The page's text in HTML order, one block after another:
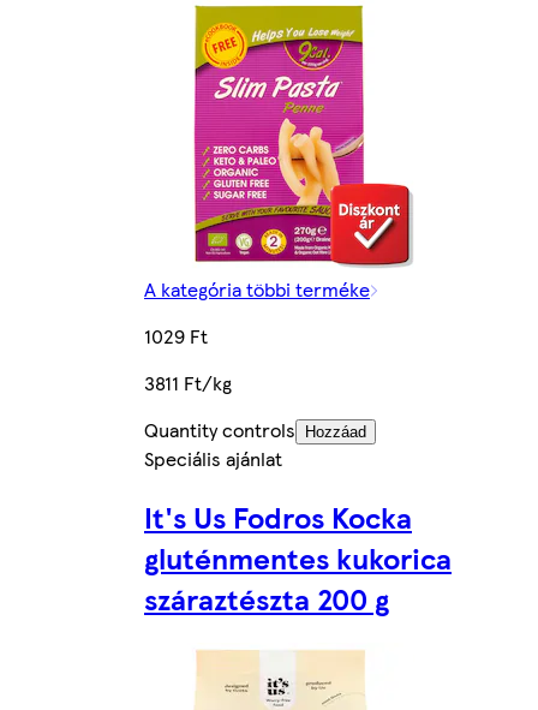
A kategória többi terméke
1029 Ft
3811 Ft/kg
Quantity controls
Hozzáad
Speciális ajánlat
It's Us Fodros Kocka
gluténmentes kukorica
száraztészta 200 g